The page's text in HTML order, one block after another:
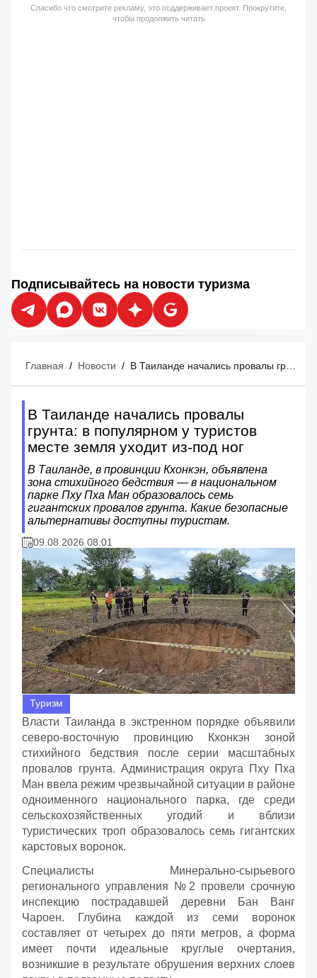
Спасибо что смотрите рекламу, это поддерживает проект. Прокрутите,
чтобы продолжить читать
Подписывайтесь на новости туризма
Главная / Новости /
В Таиланде начались провалы
грунта: в популярном у туристов
месте земля уходит из-под ног
В Таиланде, в провинции Кхонкэн, объявлена
зона стихийного бедствия — в национальном
парке Пху Пха Ман образовалось семь
гигантских провалов грунта. Какие безопасные
альтернативы доступны туристам.
09.08.2026 08:01
Туризм
Власти Таиланда в экстренном порядке объявили
северо-восточную провинцию Кхонкэн зоной
стихийного бедствия после серии масштабных
провалов грунта. Администрация округа Пху Пха
Ман ввела режим чрезвычайной ситуации в районе
одноименного национального парка, где среди
сельскохозяйственных угодий и вблизи
туристических троп образовалось семь гигантских
карстовых воронок.
Специалисты Минерально-сырьевого
регионального управления №2 провели срочную
инспекцию пострадавшей деревни Бан Ванг
Чароен. Глубина каждой из семи воронок
составляет от четырех до пяти метров, а форма
имеет почти идеальные круглые очертания,
возникшие в результате обрушения верхних слоев